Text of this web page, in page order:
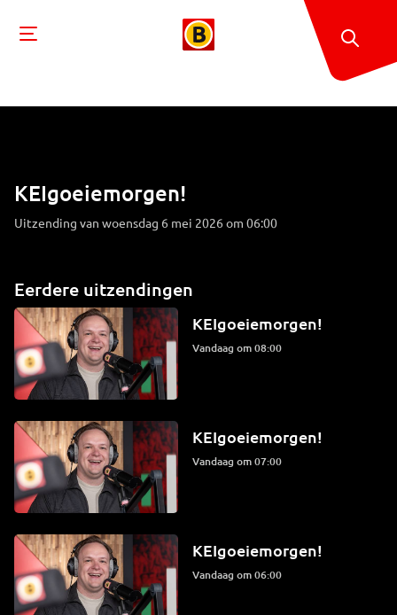
KEIgoeiemorgen!
Uitzending van woensdag 6 mei 2026 om 06:00
Eerdere uitzendingen
KEIgoeiemorgen!
Vandaag om 08:00
KEIgoeiemorgen!
Vandaag om 07:00
KEIgoeiemorgen!
Vandaag om 06:00